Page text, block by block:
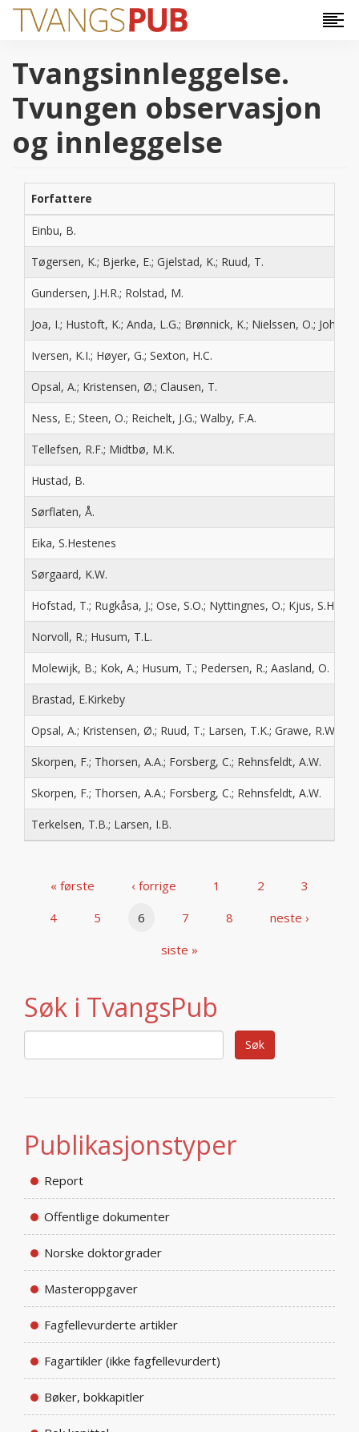
Hopp til hovedinnhold
Tvangsinnleggelse.
Tvungen observasjon
og innleggelse
Forfattere
Einbu, B.
Tøgersen, K.; Bjerke, E.; Gjelstad, K.; Ruud, T.
Gundersen, J.H.R.; Rolstad, M.
Joa, I.; Hustoft, K.; Anda, L.G.; Brønnick, K.; Nielssen, O.;
Iversen, K.I.; Høyer, G.; Sexton, H.C.
Opsal, A.; Kristensen, Ø.; Clausen, T.
Ness, E.; Steen, O.; Reichelt, J.G.; Walby, F.A.
Tellefsen, R.F.; Midtbø, M.K.
Hustad, B.
Sørflaten, Å.
Eika, S.Hestenes
Sørgaard, K.W.
Hofstad, T.; Rugkåsa, J.; Ose, S.O.; Nyttingnes, O.; Kjus,
Norvoll, R.; Husum, T.L.
Molewijk, B.; Kok, A.; Husum, T.; Pedersen, R.; Aasland, O.
Brastad, E.Kirkeby
Opsal, A.; Kristensen, Ø.; Ruud, T.; Larsen, T.K.; Grawe, R.W.;
Skorpen, F.; Thorsen, A.A.; Forsberg, C.; Rehnsfeldt, A.W.
Skorpen, F.; Thorsen, A.A.; Forsberg, C.; Rehnsfeldt, A.W.
Terkelsen, T.B.; Larsen, I.B.
« første ‹ forrige 1 2
3
4
5 6 7 8
neste ›
siste »
Søk i TvangsPub
Publikasjonstyper
Report
Offentlige dokumenter
Norske doktorgrader
Masteroppgaver
Fagfellevurderte artikler
Fagartikler (ikke fagfellevurdert)
Bøker, bokkapitler